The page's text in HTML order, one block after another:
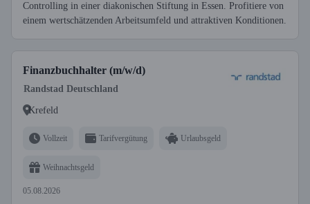
Controlling in einer diakonischen Stiftung in Essen. Profitiere von
einem wertschätzenden Arbeitsumfeld und attraktiven Konditionen.
Finanzbuchhalter (m/w/d)
Randstad Deutschland
Krefeld
Vollzeit Tarifvergütung Urlaubsgeld
Weihnachtsgeld
05.08.2026